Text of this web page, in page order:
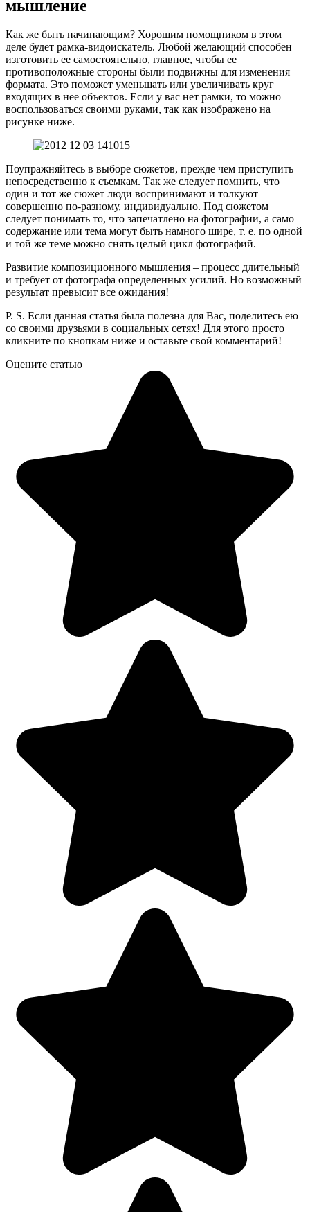
мышление
Как же быть начинающим? Хорошим помощником в этом
деле будет рамка-видоискатель. Любой желающий способен
изготовить ее самостоятельно, главное, чтобы ее
противоположные стороны были подвижны для изменения
формата. Это поможет уменьшать или увеличивать круг
входящих в нее объектов. Если у вас нет рамки, то можно
воспользоваться своими руками, так как изображено на
рисунке ниже.
Поупражняйтесь в выборе сюжетов, прежде чем приступить
непосредственно к съемкам. Так же следует помнить, что
один и тот же сюжет люди воспринимают и толкуют
совершенно по-разному, индивидуально. Под сюжетом
следует понимать то, что запечатлено на фотографии, а само
содержание или тема могут быть намного шире, т. е. по одной
и той же теме можно снять целый цикл фотографий.
Развитие композиционного мышления – процесс длительный
и требует от фотографа определенных усилий. Но возможный
результат превысит все ожидания!
P. S. Если данная статья была полезна для Вас, поделитесь ею
со своими друзьями в социальных сетях! Для этого просто
кликните по кнопкам ниже и оставьте свой комментарий!
Оцените статью